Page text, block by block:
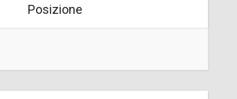
Posizione